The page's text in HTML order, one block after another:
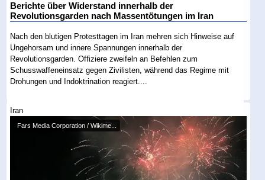
Berichte über Widerstand innerhalb der
Revolutionsgarden nach Massentötungen im Iran
Nach den blutigen Protesttagen im Iran mehren sich Hinweise auf
Ungehorsam und innere Spannungen innerhalb der
Revolutionsgarden. Offiziere zweifeln an Befehlen zum
Schusswaffeneinsatz gegen Zivilisten, während das Regime mit
Drohungen und Indoktrination reagiert....
Iran
Fars Media Corporation / Wikime...